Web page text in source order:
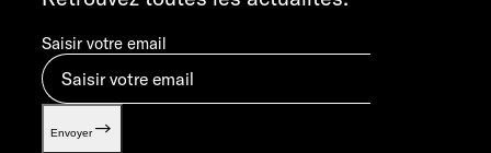
Saisir votre email
Envoyer